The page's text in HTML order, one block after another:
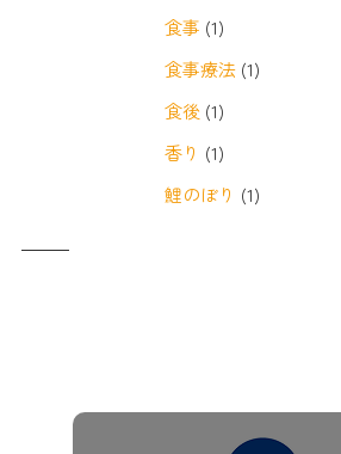
食事 (1)
食事療法 (1)
食後 (1)
香り (1)
鯉のぼり (1)